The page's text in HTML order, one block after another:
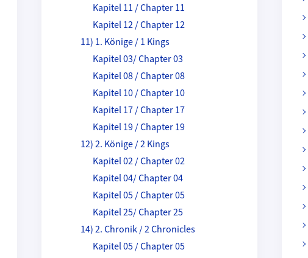
Kapitel 11 / Chapter 11
Kapitel 12 / Chapter 12
11) 1. Könige / 1 Kings
Kapitel 03/ Chapter 03
Kapitel 08 / Chapter 08
Kapitel 10 / Chapter 10
Kapitel 17 / Chapter 17
Kapitel 19 / Chapter 19
12) 2. Könige / 2 Kings
Kapitel 02 / Chapter 02
Kapitel 04/ Chapter 04
Kapitel 05 / Chapter 05
Kapitel 25/ Chapter 25
14) 2. Chronik / 2 Chronicles
Kapitel 05 / Chapter 05